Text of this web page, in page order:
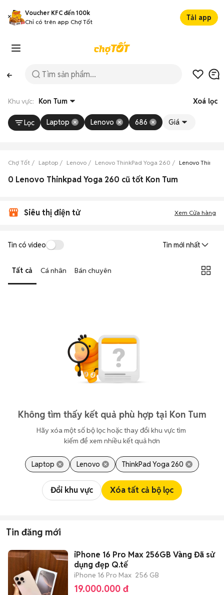
Voucher KFC đến 100k
Chỉ có trên app Chợ Tốt
Tải app
Khu vực: Kon Tum Xoá lọc
Lọc Laptop Lenovo 686 Giá
Chợ Tốt Laptop Lenovo Lenovo ThinkPad Yoga 260 Lenovo
0 Lenovo Thinkpad Yoga 260 cũ tốt Kon Tum
Siêu thị điện tử Xem Cửa hàng
Tin có video Tin mới nhất
Tất cả Cá nhân Bán chuyên
Không tìm thấy kết quả phù hợp tại Kon Tum
Hãy xóa một số bộ lọc hoặc thay đổi khu vực tìm
kiếm để xem nhiều kết quả hơn
Laptop Lenovo ThinkPad Yoga 260
Đổi khu vực Xóa tất cả bộ lọc
Tin đăng mới
iPhone 16 Pro Max 256GB Vàng Đã sử
dụng đẹp Q.tế
iPhone 16 Pro Max 256 GB
19.000.000 đ